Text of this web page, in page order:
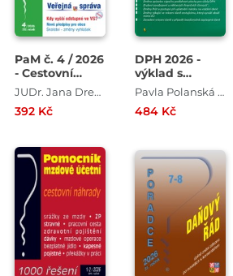
PaM č. 4 / 2026
- Cestovní
náhrady - nověJUDr. Jana Drexlerová , JUDr. Ladislav Jouza , Mgr. Olga Bičáková , JUDr. Eva Dandová
392 Kč
DPH 2026 -
výklad s
příklady
Pavla Polanská , Zdeněk Kuneš
484 Kč